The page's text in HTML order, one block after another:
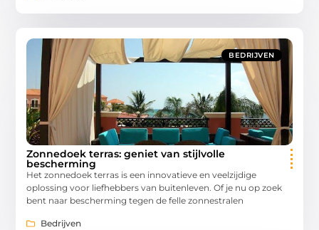
BEDRIJVEN
Zonnedoek terras: geniet van stijlvolle
bescherming
Het zonnedoek terras is een innovatieve en veelzijdige
oplossing voor liefhebbers van buitenleven. Of je nu op zoek
bent naar bescherming tegen de felle zonnestralen
Bedrijven